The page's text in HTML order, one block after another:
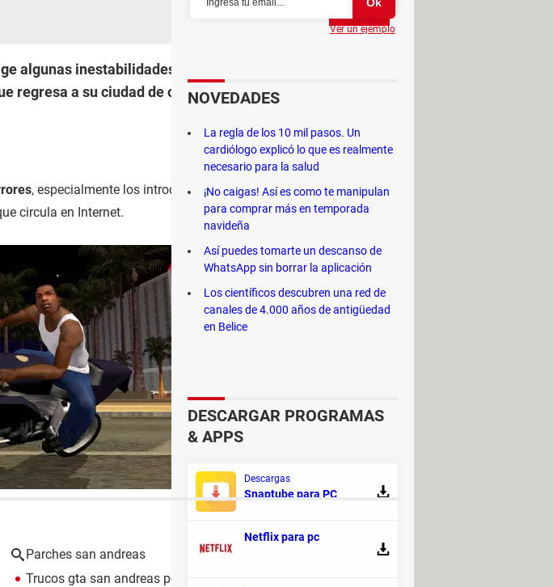
Partager
algunas inestabilidades de este famoso juego de acción
regresa a su ciudad de origen para descubrir al asesino de
, especialmente los introducidos por el mod Hot Coffee.
circula en Internet.
Parches san andreas
Trucos gta san andreas pc
Ver un ejemplo
NOVEDADES
La regla de los 10 mil pasos. Un
cardiólogo explicó lo que es realmente
necesario para la salud
¡No caigas! Así es como te manipulan
para comprar más en temporada
navideña
Así puedes tomarte un descanso de
WhatsApp sin borrar la aplicación
Los científicos descubren una red de
canales de 4.000 años de antigüedad
en Belice
DESCARGAR PROGRAMAS
& APPS
Descargas
Snaptube para PC
Netflix para pc